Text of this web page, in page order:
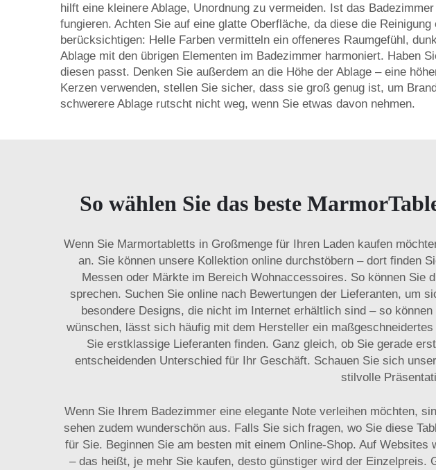
hilft eine kleinere Ablage, Unordnung zu vermeiden. Ist das
fungieren. Achten Sie auf eine glatte Oberfläche, da diese die
berücksichtigen: Helle Farben vermitteln ein offeneres Raumgefühl,
Ablage mit den übrigen Elementen im Badezimmer harmoniert. Haben
diesen passt. Denken Sie außerdem an die Höhe der Ablage – eine
Kerzen verwenden, stellen Sie sicher, dass sie groß genug ist, um
schwerere Ablage rutscht nicht weg, wenn Sie etwas davon nehmen.
So wählen Sie das beste
Wenn Sie Marmortabletts in Großmenge für Ihren Laden kaufen
an. Sie können unsere Kollektion online durchstöbern – dort finden
Messen oder Märkte im Bereich Wohnaccessoires. So können Sie
sprechen. Suchen Sie online nach Bewertungen der Lieferanten, um
besondere Designs, die nicht im Internet erhältlich sind – so
wünschen, lässt sich häufig mit dem Hersteller ein
Sie erstklassige Lieferanten finden. Ganz gleich, ob Sie gerade
entscheidenden Unterschied für Ihr Geschäft. Schauen Sie sich
stilvolle
Wenn Sie Ihrem Badezimmer eine elegante Note verleihen möchten,
sehen zudem wunderschön aus. Falls Sie sich fragen, wo Sie diese
für Sie. Beginnen Sie am besten mit einem Online-Shop. Auf
– das heißt, je mehr Sie kaufen, desto günstiger wird der Einzelpreis.